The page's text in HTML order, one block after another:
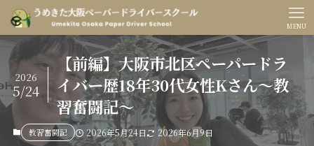
MENU
【前編】大阪市北区ペーパードラ
イバー歴18年30代女性Kさん〜教
習奮闘記〜
2026
5/24
教習奮闘記 2026年5月24日 2026年6月9日